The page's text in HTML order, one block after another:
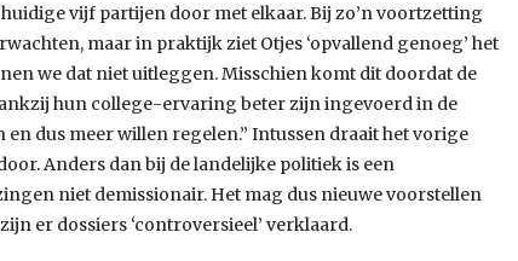
vijf partijen door met elkaar. Bij zo’n voortzetting
maar in praktijk ziet Otjes ‘opvallend genoeg’ het
we dat niet uitleggen. Misschien komt dit doordat de
hun college-ervaring beter zijn ingevoerd in de
en dus meer willen regelen.” Intussen draait het vorige
Anders dan bij de landelijke politiek is een
niet demissionair. Het mag dus nieuwe voorstellen
er dossiers ‘controversieel’ verklaard.